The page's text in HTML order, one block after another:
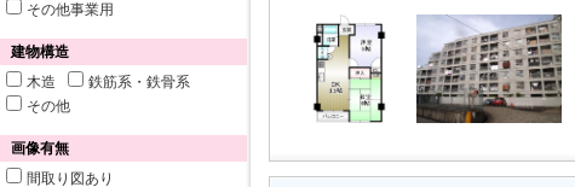
その他事業用
建物構造
木造
鉄筋系・鉄骨系
その他
画像有無
間取り図あり